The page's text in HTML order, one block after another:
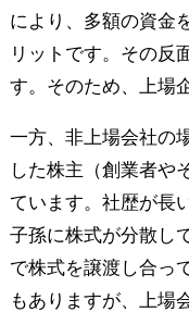
により、多額の資金
リットです。その反
す。そのため、上場
一方、非上場会社の
した株主（創業者や
ています。社歴が長
子孫に株式が分散し
で株式を譲渡し合っ
もありますが、上場